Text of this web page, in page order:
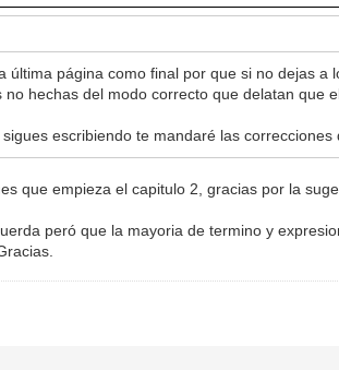
última página como final por que si no dejas
hechas del modo correcto que delatan que
escribiendo te mandaré las correcciones
que empieza el capitulo 2, gracias por la
peró que la mayoria de termino y